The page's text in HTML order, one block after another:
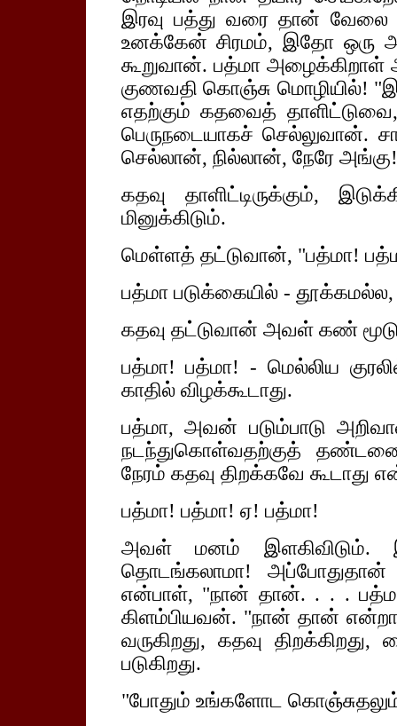
இரவு பத்து வரை தான் வேலை
உனக்கேன் சிரமம், இதோ ஒரு
கூறுவான். பத்மா
குணவதி கொஞ்சு மொழியில்!
எதற்கும் கதவைத் தாளிட்டுவை,
பெருநடையாகச் செல்லுவான்.
செல்லான், நில்லான், நேரே
கதவு தாளிட்டிருக்கும்,
மினுக்கிடும்.
மெள்ளத் தட்டுவான், "பத்மா!
பத்மா படுக்கையில் - தூக்கமல்ல,
கதவு தட்டுவான் அவள் கண்
பத்மா! பத்மா! - மெல்லிய
காதில் விழக்கூடாது.
பத்மா, அவன் படும்பாடு
நடந்துகொள்வதற்குத்
நேரம் கதவு திறக்கவே கூடாது
பத்மா! பத்மா! ஏ! பத்மா!
அவள் மனம் இளகிவிடும்.
தொடங்கலாமா!
என்பாள், "நான் தான். . . .
கிளம்பியவன். "நான் தான்
வருகிறது, கதவு
படுகிறது.
"போதும் உங்களோட